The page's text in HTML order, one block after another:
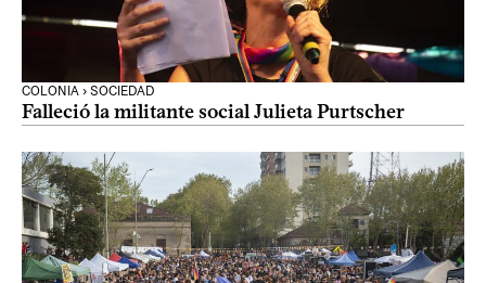
COLONIA › SOCIEDAD
Falleció la militante social Julieta Purtscher